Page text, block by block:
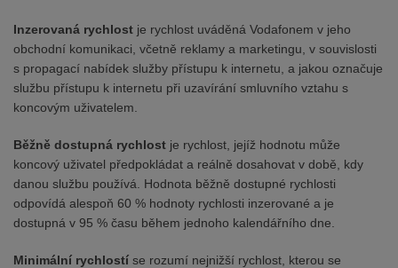
Inzerovaná rychlost je rychlost uváděná Vodafonem v jeho
obchodní komunikaci, včetně reklamy a marketingu, v souvislosti
s propagací nabídek služby přístupu k internetu, a jakou označuje
službu přístupu k internetu při uzavírání smluvního vztahu s
koncovým uživatelem.
Běžně dostupná rychlost je rychlost, jejíž hodnotu může
koncový uživatel předpokládat a reálně dosahovat v době, kdy
danou službu používá. Hodnota běžně dostupné rychlosti
odpovídá alespoň 60 % hodnoty rychlosti inzerované a je
dostupná v 95 % času během jednoho kalendářního dne.
Minimální rychlostí se rozumí nejnižší rychlost, kterou se